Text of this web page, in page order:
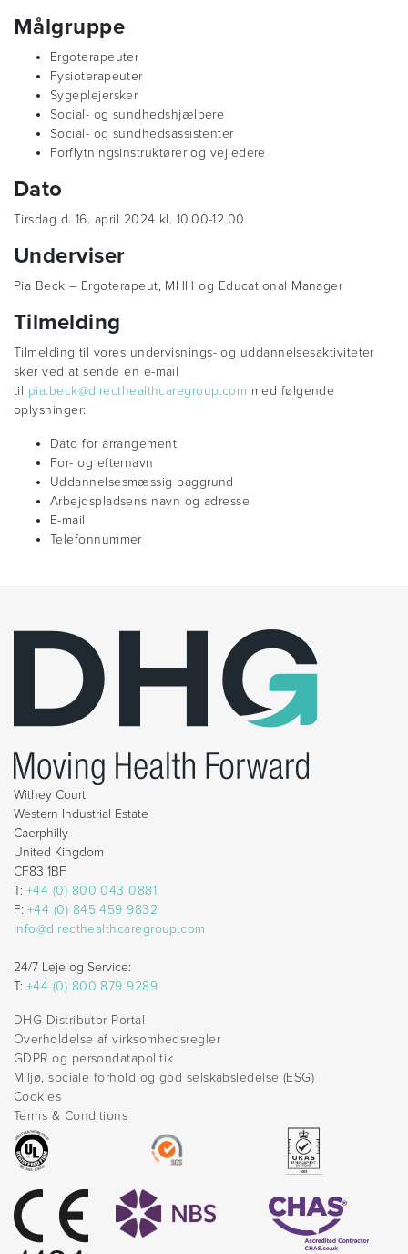
Målgruppe
Ergoterapeuter
Fysioterapeuter
Sygeplejersker
Social- og sundhedshjælpere
Social- og sundhedsassistenter
Forflytningsinstruktører og vejledere
Dato
Tirsdag d. 16. april 2024 kl. 10.00-12.00
Underviser
Pia Beck – Ergoterapeut, MHH og Educational Manager
Tilmelding
Tilmelding til vores undervisnings- og uddannelsesaktiviteter
sker ved at sende en e-mail
til pia.beck@directhealthcaregroup.com med følgende
oplysninger:
Dato for arrangement
For- og efternavn
Uddannelsesmæssig baggrund
Arbejdspladsens navn og adresse
E-mail
Telefonnummer
Withey Court
Western Industrial Estate
Caerphilly
United Kingdom
CF83 1BF
T: +44 (0) 800 043 0881
F: +44 (0) 845 459 9832
info@directhealthcaregroup.com
24/7 Leje og Service:
T: +44 (0) 800 879 9289
DHG Distributor Portal
Overholdelse af virksomhedsregler
GDPR og persondatapolitik
Miljø, sociale forhold og god selskabsledelse (ESG)
Cookies
Terms & Conditions